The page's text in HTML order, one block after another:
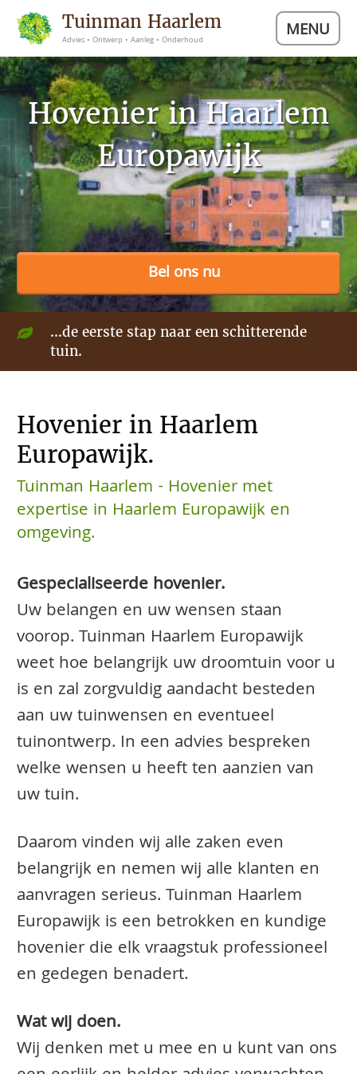
Tuinman Haarlem
Advies • Ontwerp • Aanleg • Onderhoud MENU
Hovenier in Haarlem
Europawijk
Bel ons nu
...de eerste stap naar een schitterende
tuin.
Hovenier in Haarlem
Europawijk.
Tuinman Haarlem - Hovenier met
expertise in Haarlem Europawijk en
omgeving.
Gespecialiseerde hovenier.
Uw belangen en uw wensen staan
voorop. Tuinman Haarlem Europawijk
weet hoe belangrijk uw droomtuin voor u
is en zal zorgvuldig aandacht besteden
aan uw tuinwensen en eventueel
tuinontwerp. In een advies bespreken
welke wensen u heeft ten aanzien van
uw tuin.
Daarom vinden wij alle zaken even
belangrijk en nemen wij alle klanten en
aanvragen serieus. Tuinman Haarlem
Europawijk is een betrokken en kundige
hovenier die elk vraagstuk professioneel
en gedegen benadert.
Wat wij doen.
Wij denken met u mee en u kunt van ons